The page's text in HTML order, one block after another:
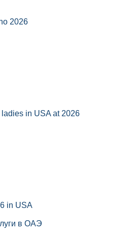
2026
in USA at 2026
in USA
в ОАЭ